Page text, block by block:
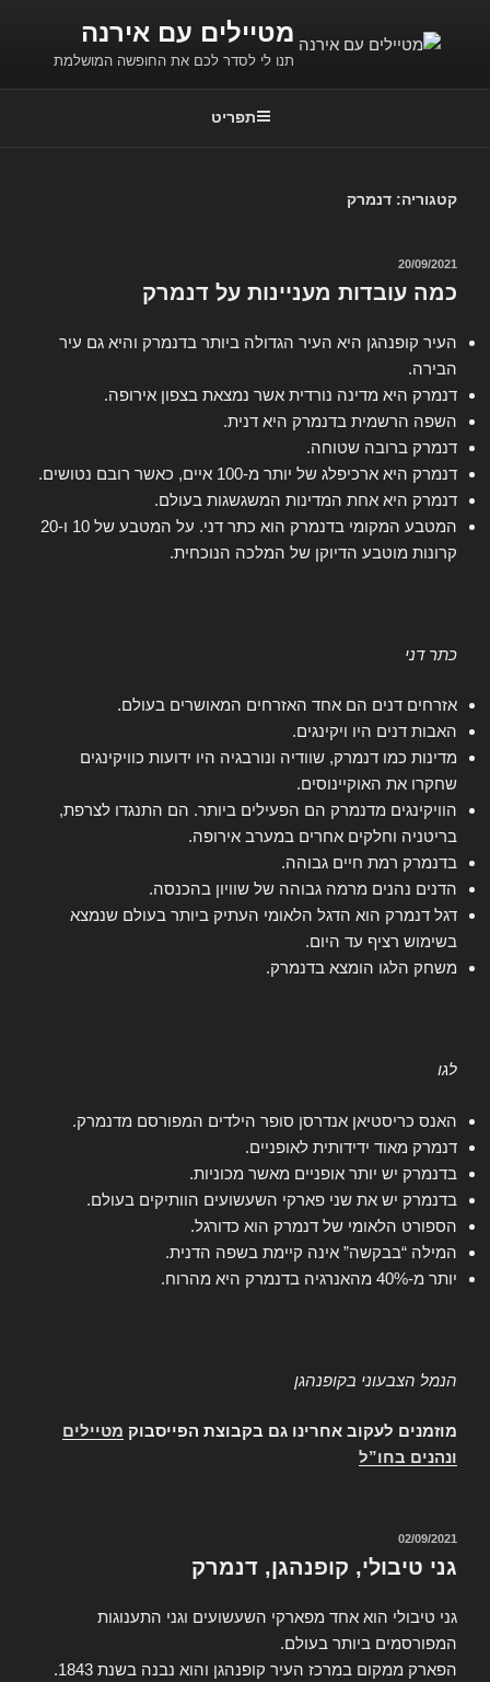
מטיילים עם אירנה
תנו לי לסדר לכם את החופשה המושלמת
תפריט
קטגוריה: דנמרק
פורסם
20/09/2021
כמה עובדות מעניינות על דנמרק
העיר קופנהגן היא העיר הגדולה ביותר בדנמרק והיא גם עיר
הבירה.
דנמרק היא מדינה נורדית אשר נמצאת בצפון אירופה.
השפה הרשמית בדנמרק היא דנית.
דנמרק ברובה שטוחה.
דנמרק היא ארכיפלג של יותר מ-100 איים, כאשר רובם נטושים.
דנמרק היא אחת המדינות המשגשגות בעולם.
המטבע המקומי בדנמרק הוא כתר דני. על המטבע של 10 ו-20
קרונות מוטבע הדיוקן של המלכה הנוכחית.
כתר דני
אזרחים דנים הם אחד האזרחים המאושרים בעולם.
האבות דנים היו ויקינגים.
מדינות כמו דנמרק, שוודיה ונורבגיה היו ידועות כוויקינגים
שחקרו את האוקיינוסים.
הוויקינגים מדנמרק הם הפעילים ביותר. הם התנגדו לצרפת,
בריטניה וחלקים אחרים במערב אירופה.
בדנמרק רמת חיים גבוהה.
הדנים נהנים מרמה גבוהה של שוויון בהכנסה.
דגל דנמרק הוא הדגל הלאומי העתיק ביותר בעולם שנמצא
בשימוש רציף עד היום.
משחק הלגו הומצא בדנמרק.
לגו
האנס כריסטיאן אנדרסן סופר הילדים המפורסם מדנמרק.
דנמרק מאוד ידידותית לאופניים.
בדנמרק יש יותר אופניים מאשר מכוניות.
בדנמרק יש את שני פארקי השעשועים הוותיקים בעולם.
הספורט הלאומי של דנמרק הוא כדורגל.
המילה “בבקשה” אינה קיימת בשפה הדנית.
יותר מ-40% מהאנרגיה בדנמרק היא מהרוח.
הנמל הצבעוני בקופנהגן
מוזמנים לעקוב אחרינו גם בקבוצת הפייסבוק מטיילים
ונהנים בחו”ל
פורסם
02/09/2021
גני טיבולי, קופנהגן, דנמרק
גני טיבולי הוא אחד מפארקי השעשועים וגני התענוגות
המפורסמים ביותר בעולם.
הפארק ממקום במרכז העיר קופנהגן והוא נבנה בשנת 1843.